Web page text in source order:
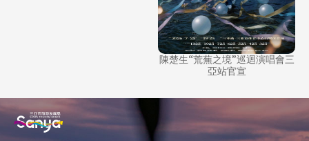
陳楚生“荒蕪之境”巡迴演唱會三
亞站官宣